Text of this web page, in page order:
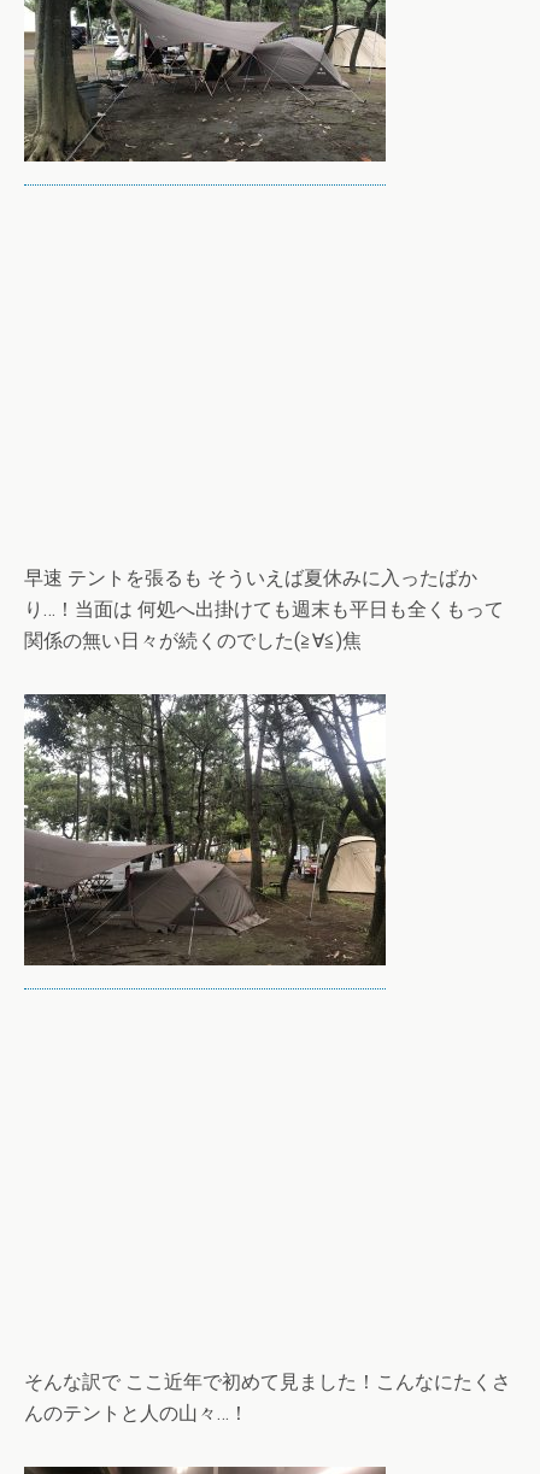
早速 テントを張るも そういえば夏休みに入ったばか
り…！当面は 何処へ出掛けても週末も平日も全くもって
関係の無い日々が続くのでした(≧∀≦)焦
そんな訳で ここ近年で初めて見ました！こんなにたくさ
んのテントと人の山々…！